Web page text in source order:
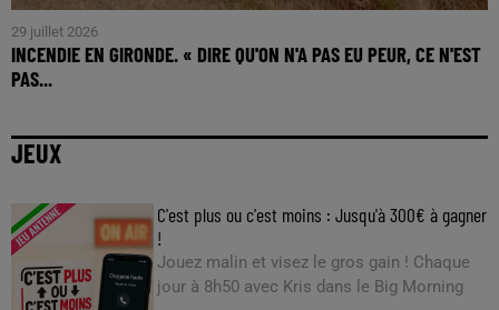
29 juillet 2026
INCENDIE EN GIRONDE. « DIRE QU'ON N'A PAS EU PEUR, CE N'EST
PAS...
JEUX
C'est plus ou c'est moins : Jusqu'à 300€ à gagner
!
Jouez malin et visez le gros gain ! Chaque
jour à 8h50 avec Kris dans le Big Morning